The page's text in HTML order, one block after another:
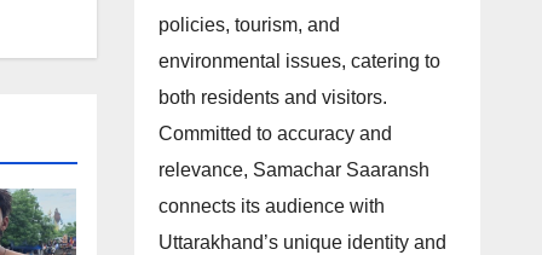
policies, tourism, and
environmental issues, catering to
both residents and visitors.
Committed to accuracy and
relevance, Samachar Saaransh
connects its audience with
Uttarakhand’s unique identity and